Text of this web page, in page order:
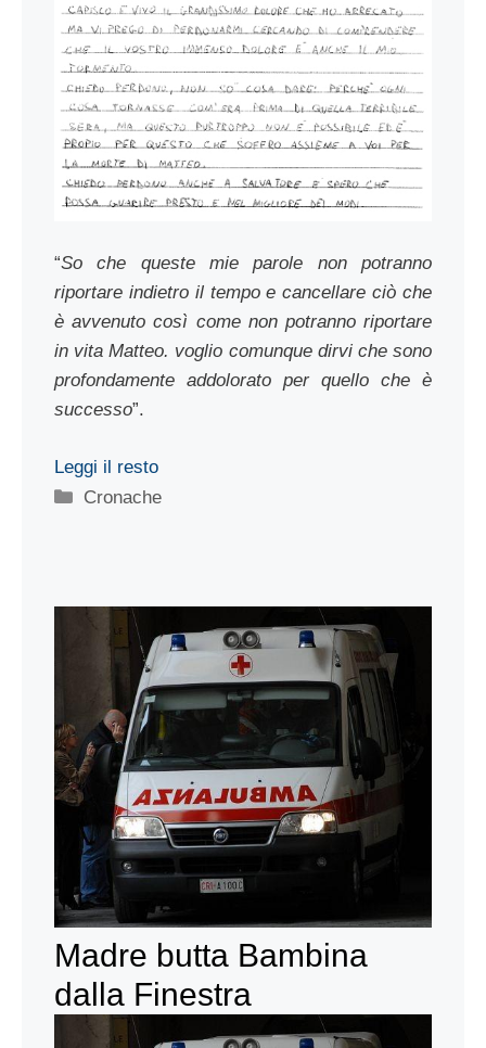
“So che queste mie parole non potranno
riportare indietro il tempo e cancellare ciò che
è avvenuto così come non potranno riportare
in vita Matteo. voglio comunque dirvi che sono
profondamente addolorato per quello che è
successo”.
Leggi il resto
Categorie
Cronache
Madre butta Bambina
dalla Finestra